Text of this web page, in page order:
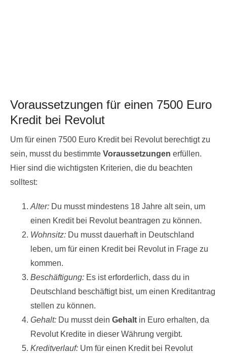
Voraussetzungen für einen 7500 Euro
Kredit bei Revolut
Um für einen 7500 Euro Kredit bei Revolut berechtigt zu
sein, musst du bestimmte Voraussetzungen erfüllen.
Hier sind die wichtigsten Kriterien, die du beachten
solltest:
Alter: Du musst mindestens 18 Jahre alt sein, um
einen Kredit bei Revolut beantragen zu können.
Wohnsitz: Du musst dauerhaft in Deutschland
leben, um für einen Kredit bei Revolut in Frage zu
kommen.
Beschäftigung: Es ist erforderlich, dass du in
Deutschland beschäftigt bist, um einen Kreditantrag
stellen zu können.
Gehalt: Du musst dein Gehalt in Euro erhalten, da
Revolut Kredite in dieser Währung vergibt.
Kreditverlauf: Um für einen Kredit bei Revolut